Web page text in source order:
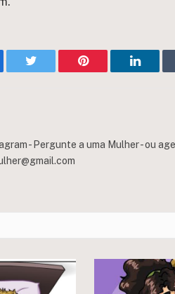
Twitter Pinterest
- Pergunte a uma Mulher - ou